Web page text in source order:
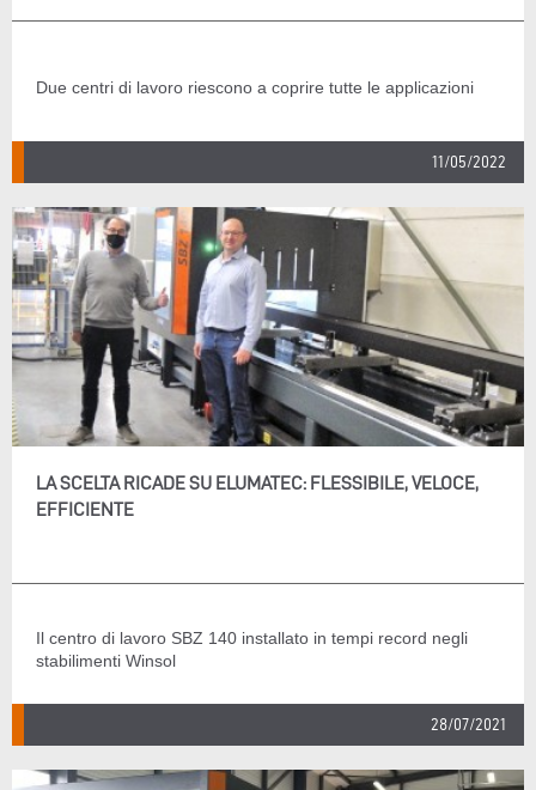
Due centri di lavoro riescono a coprire tutte le applicazioni
11/05/2022
LA SCELTA RICADE SU ELUMATEC: FLESSIBILE, VELOCE,
EFFICIENTE
Il centro di lavoro SBZ 140 installato in tempi record negli
stabilimenti Winsol
28/07/2021